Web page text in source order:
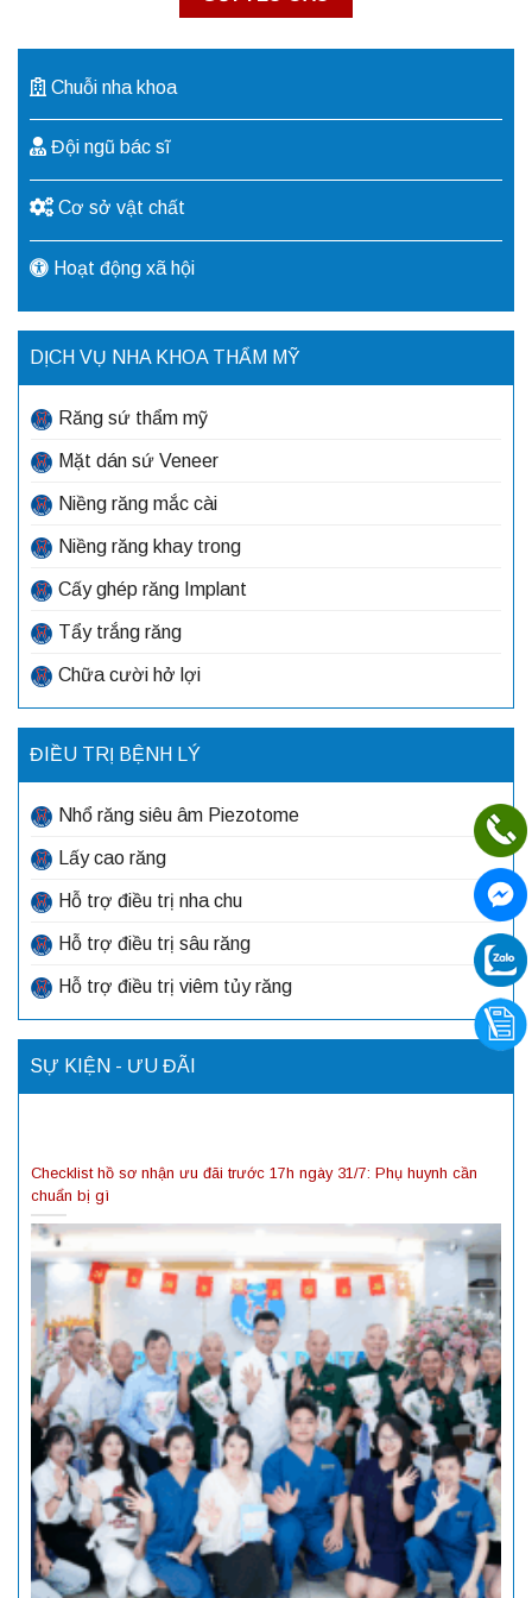
Chuỗi nha khoa
Đội ngũ bác sĩ
Cơ sở vật chất
Hoạt động xã hội
DỊCH VỤ NHA KHOA THẨM MỸ
Răng sứ thẩm mỹ
Mặt dán sứ Veneer
Niềng răng mắc cài
Niềng răng khay trong
Cấy ghép răng Implant
Tẩy trắng răng
Chữa cười hở lợi
ĐIỀU TRỊ BỆNH LÝ
Nhổ răng siêu âm Piezotome
Lấy cao răng
Hỗ trợ điều trị nha chu
Hỗ trợ điều trị sâu răng
Hỗ trợ điều trị viêm tủy răng
SỰ KIỆN - ƯU ĐÃI
Checklist hồ sơ nhận ưu đãi trước 17h ngày 31/7: Phụ huynh cần
chuẩn bị gì